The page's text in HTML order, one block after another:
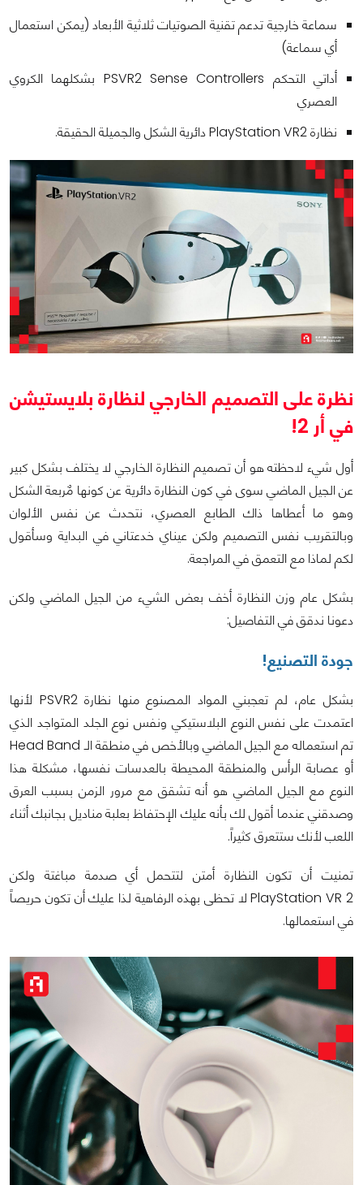
سماعة خارجية تدعم تقنية الصوتيات ثلاثية الأبعاد (يمكن استعمال
أي سماعة)
أداتي التحكم PSVR2 Sense Controllers بشكلهما الكروي
العصري
نظارة PlayStation VR2 دائرية الشكل والجميلة الحقيقة.
نظرة على التصميم الخارجي لنظارة بلايستيشن
في أر 2!
أول شيء لاحظته هو أن تصميم النظارة الخارجي لا يختلف بشكل كبير
عن الجيل الماضي سوى في كون النظارة دائرية عن كونها مٌربعة الشكل
وهو ما أعطاها ذاك الطابع العصري، نتحدث عن نفس الألوان
وبالتقريب نفس التصميم ولكن عيناي خدعتاني في البداية وسأقول
لكم لماذا مع التعمق في المراجعة.
بشكل عام وزن النظارة أخف بعض الشيء من الجيل الماضي ولكن
دعونا ندقق في التفاصيل:
جودة التصنيع!
بشكل عام، لم تعجبني المواد المصنوع منها نظارة PSVR2 لأنها
اعتمدت على نفس النوع البلاستيكي ونفس نوع الجلد المتواجد الذي
تم استعماله مع الجيل الماضي وبالأخص في منطقة الـ Head Band
أو عصابة الرأس والمنطقة المحيطة بالعدسات نفسها، مشكلة هذا
النوع مع الجيل الماضي هو أنه تشقق مع مرور الزمن بسبب العرق
وصدقني عندما أقول لك بأنه عليك الإحتفاظ بعلبة مناديل بجانبك أثناء
اللعب لأنك ستتعرق كثيراً.
تمنيت أن تكون النظارة أمتن لتتحمل أي صدمة مباغتة ولكن
PlayStation VR 2 لا تحظى بهذه الرفاهية لذا عليك أن تكون حريصاً
في استعمالها.